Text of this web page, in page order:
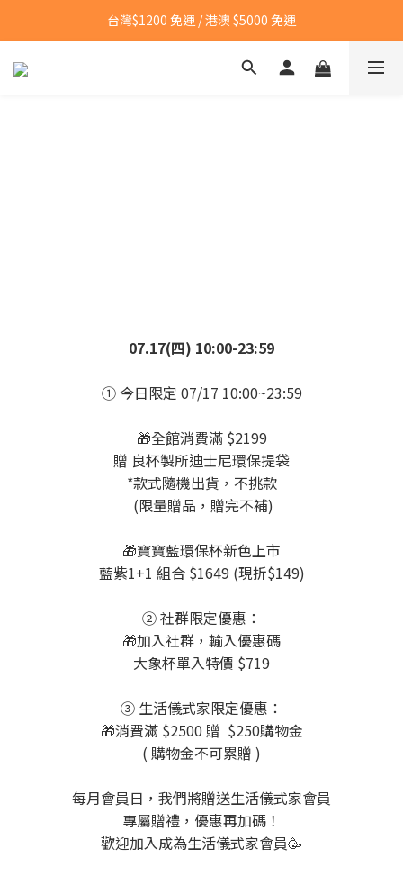
台灣$1200 免運 / 港澳 $5000 免運
台灣$1200 免運 / 港澳 $5000 免運
【點我👉】加入LINE，立即領取首購優惠碼
07.17(四) 10:00-23:59
① 今日限定 07/17 10:00~23:59
🎁全館消費滿 $2199
贈 良杯製所迪士尼環保提袋
*款式隨機出貨，不挑款
(限量贈品，贈完不補)
🎁寶寶藍環保杯新色上市
藍紫1+1 組合 $1649 (現折$149)
② 社群限定優惠：
🎁加入社群，輸入優惠碼
大象杯單入特價 $719
③ 生活儀式家限定優惠：
🎁消費滿 $2500 贈 $250購物金
( 購物金不可累贈 )
每月會員日，我們將贈送生活儀式家會員
專屬贈禮，優惠再加碼！
歡迎加入成為生活儀式家會員🥳